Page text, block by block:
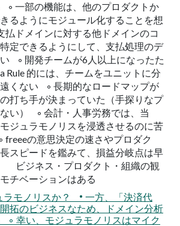
◦ 一部の機能は、他のプロダクトか
るようにモジュール化することを想
ドメインに対する他ドメインのコ
定できるようにして、支払処理のデ
◦ 開発チームが6人以上になったた
Rule 的には、チームをユニットに分
くない ◦ 長期的なロードマップが
打ち手が決まっていた（手探りなプ
い） ◦ 会計・人事労務では、当
ジュラモノリスを浸透させるのに苦
の意思決定の速さやプロダク
スピードを鑑みて、損益分岐点は早
ビジネス・プロダクト・組織の観
チベーションはある
ラモノリスか？ • 一方、「決済代
拓のビジネスなため、ドメイン分析
◦ 幸い、モジュラモノリスはマイク